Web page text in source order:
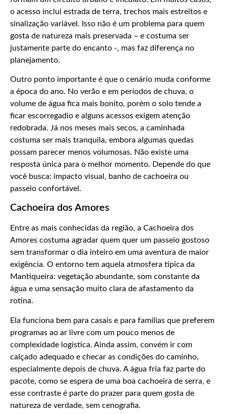
o acesso inclui estrada de terra, trechos mais estreitos e
sinalização variável. Isso não é um problema para quem
gosta de natureza mais preservada – e costuma ser
justamente parte do encanto -, mas faz diferença no
planejamento.
Outro ponto importante é que o cenário muda conforme
a época do ano. No verão e em períodos de chuva, o
volume de água fica mais bonito, porém o solo tende a
ficar escorregadio e alguns acessos exigem atenção
redobrada. Já nos meses mais secos, a caminhada
costuma ser mais tranquila, embora algumas quedas
possam parecer menos volumosas. Não existe uma
resposta única para o melhor momento. Depende do que
você busca: impacto visual, banho de cachoeira ou
passeio confortável.
Cachoeira dos Amores
Entre as mais conhecidas da região, a Cachoeira dos
Amores costuma agradar quem quer um passeio gostoso
sem transformar o dia inteiro em uma aventura de maior
exigência. O entorno tem aquela atmosfera típica da
Mantiqueira: vegetação abundante, som constante da
água e uma sensação muito clara de afastamento da
rotina.
Ela funciona bem para casais e para famílias que preferem
programas ao ar livre com um pouco menos de
complexidade logística. Ainda assim, convém ir com
calçado adequado e checar as condições do caminho,
especialmente depois de chuva. A água fria faz parte do
pacote, como se espera de uma boa cachoeira de serra, e
esse contraste é parte do prazer para quem gosta de
natureza de verdade, sem cenografia.